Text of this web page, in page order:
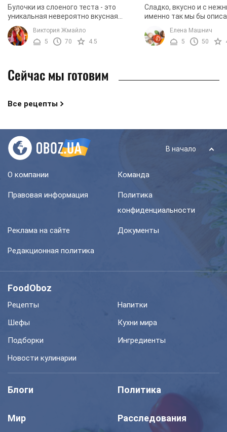
Булочки из слоеного теста - это
уникальная невероятно вкусная
выпечка, которую любят не только
дети, но и практически все взрослые.
Вкусное тесто, ...
Виктория Жмайло
5
70 4.5
Сладко, вкусно и с
именно так мы бы
отличным угощением
ваших близких. ...
Елена Машнич
5
50
Сейчас мы готовим
Все рецепты
В начало
О компании Команда
Правовая информация
Политика
конфиденциальности
Реклама на сайте Документы
Редакционная политика
FoodOboz
Рецепты
Напитки
Шефы
Кухни мира
Подборки
Ингредиенты
Новости кулинарии
Блоги Политика
Мир Расследования